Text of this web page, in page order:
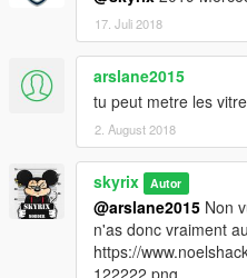
17. Juli 2018
arslane2015
tu peut metre les
2. August 2018
skyrix Autor
@arslane2015 Non
n'as donc vraiment
https://